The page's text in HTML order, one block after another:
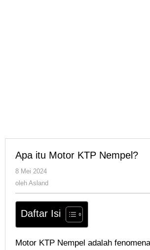
Apa itu Motor KTP Nempel?
8 Mei 2024
oleh Asland
Daftar Isi
Motor KTP Nempel adalah